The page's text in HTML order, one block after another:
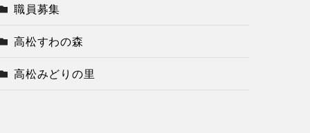
職員募集
高松すわの森
高松みどりの里